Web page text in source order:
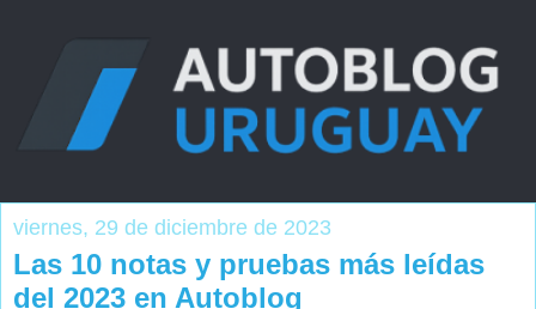
viernes, 29 de diciembre de 2023
Las 10 notas y pruebas más leídas
del 2023 en Autoblog